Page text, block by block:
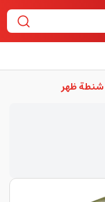
شنطة ظهر